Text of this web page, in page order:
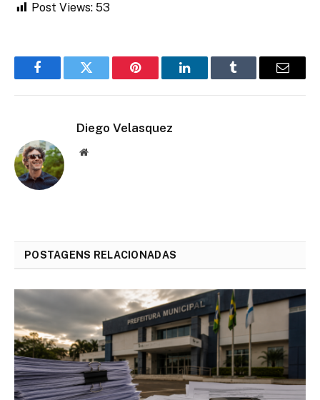
Post Views: 53
FacebookTwitter Pinterest LinkedInTumblr Email
Diego Velasquez
Website
POSTAGENS RELACIONADAS